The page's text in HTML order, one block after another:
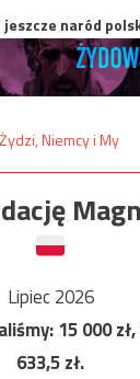
jeszcze naród
Lipiec 2026
15 000
633,5zł.